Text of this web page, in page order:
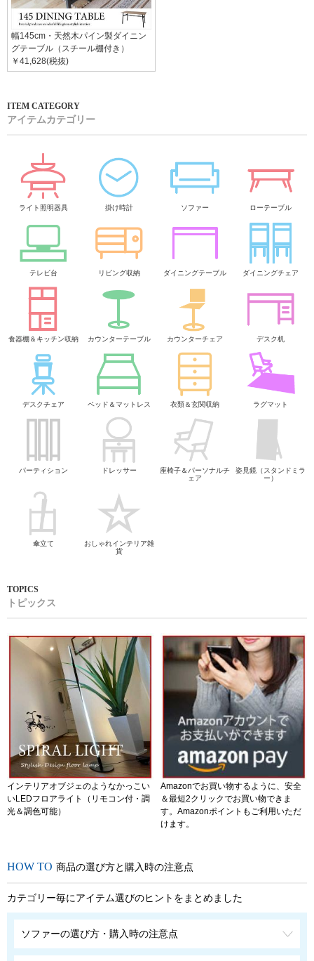
幅145cm・天然木パイン製ダイニン
グテーブル（スチール棚付き）
￥41,628(税抜)
アイテムカテゴリー
ライト照明器具 掛け時計 ソファー ローテーブル
テレビ台 リビング収納 ダイニングテーブル ダイニングチェア
食器棚＆キッチン収納 カウンターテーブル カウンターチェア デスク机
デスクチェア ベッド＆マットレス 衣類＆玄関収納 ラグマット
パーティション ドレッサー
座椅子＆パーソナルチ
ェア
姿見鏡（スタンドミラ
ー）
傘立て
おしゃれインテリア雑
貨
トピックス
インテリアオブジェのようなかっこい
いLEDフロアライト（リモコン付・調
光＆調色可能）
Amazonでお買い物するように、安全
＆最短2クリックでお買い物できま
す。Amazonポイントもご利用いただ
けます。
商品の選び方と購入時の注意点
カテゴリー毎にアイテム選びのヒントをまとめました
ソファーの選び方・購入時の注意点